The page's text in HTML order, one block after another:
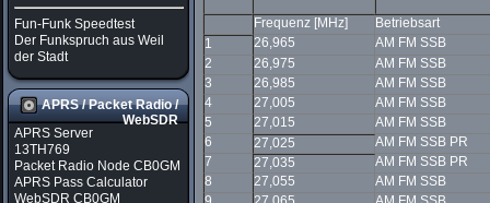
Fun-Funk Speedtest
Der Funkspruch aus Weil
der Stadt
APRS / Packet Radio /
WebSDR
APRS Server
13TH769
Packet Radio Node CB0GM
APRS Pass Calculator
WebSDR CB0GM
Frequenz [MHz]
Betriebsart
1
26,965
AM FM SSB
2
26,975
AM FM SSB
3
26,985
AM FM SSB
4
27,005
AM FM SSB
5
27,015
AM FM SSB
6
27,025
AM FM SSB PR
7
27,035
AM FM SSB PR
8
27,055
AM FM SSB